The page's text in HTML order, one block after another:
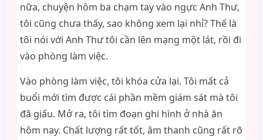
nữa, chuyện hôm ba chạm tay vào ngực Anh Thư,
tôi cũng chưa thấy, sao không xem lại nhỉ? Thế là
tôi nói với Anh Thư tôi cần lên mạng một lát, rồi đi
vào phòng làm việc.
Vào phòng làm việc, tôi khóa cửa lại. Tôi mất cả
buổi mới tìm được cái phần mềm giám sát mà tôi
đã giấu. Mở ra, tôi tìm đoạn ghi hình ở nhà ăn
hôm nay. Chất lượng rất tốt, âm thanh cũng rất rõ